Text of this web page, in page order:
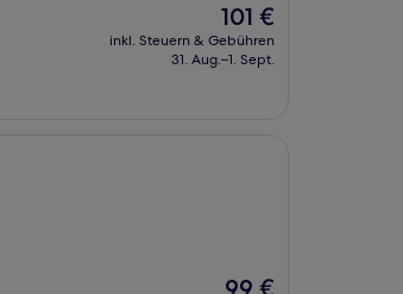
Der
Preis
beträgt
101 €
inkl. Steuern & Gebühren
31. Aug.–1. Sept.
Der
99 €